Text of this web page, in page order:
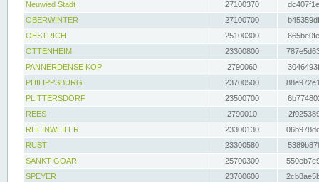
Neuwied Stadt
27100370
OBERWINTER
27100700
OESTRICH
25100300
OTTENHEIM
23300800
PANNERDENSE KOP
2790060
PHILIPPSBURG
23700500
PLITTERSDORF
23500700
REES
2790010
RHEINWEILER
23300130
RUST
23300580
SANKT GOAR
25700300
SPEYER
23700600